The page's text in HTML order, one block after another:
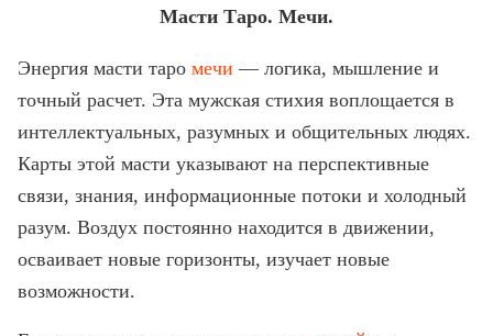
Масти Таро. Мечи.
Энергия масти таро мечи — логика, мышление и
точный расчет. Эта мужская стихия воплощается в
интеллектуальных, разумных и общительных людях.
Карты этой масти указывают на перспективные
связи, знания, информационные потоки и холодный
разум. Воздух постоянно находится в движении,
осваивает новые горизонты, изучает новые
возможности.